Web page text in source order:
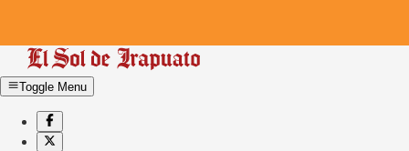
Toggle Menu